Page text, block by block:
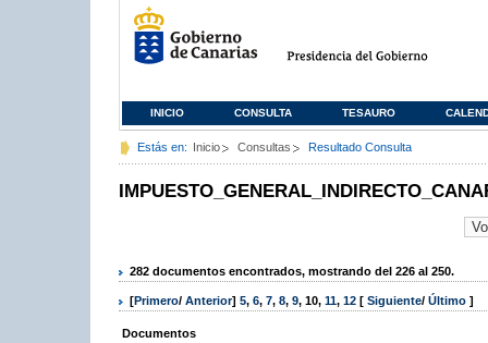
INICIO CONSULTA TESAURO
Estás en: Inicio Consultas Resultado Consulta
282 documentos encontrados, mostrando del 226 al 250.
[Primero/ Anterior] 5, 6, 7, 8, 9, 10, 11, 12 [ Siguiente/ Último ]
Documentos